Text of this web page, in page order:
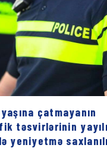
çatmayanın
təsvirlərinin
yeniyetmə